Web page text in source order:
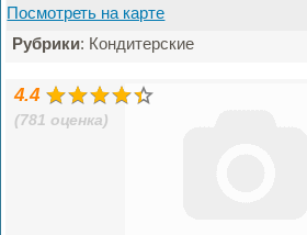
Посмотреть на карте
Рубрики: Кондитерские
4.4
(781 оценка)